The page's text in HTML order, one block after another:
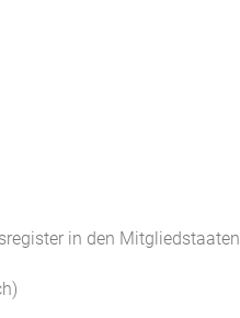
in den Mitgliedstaaten